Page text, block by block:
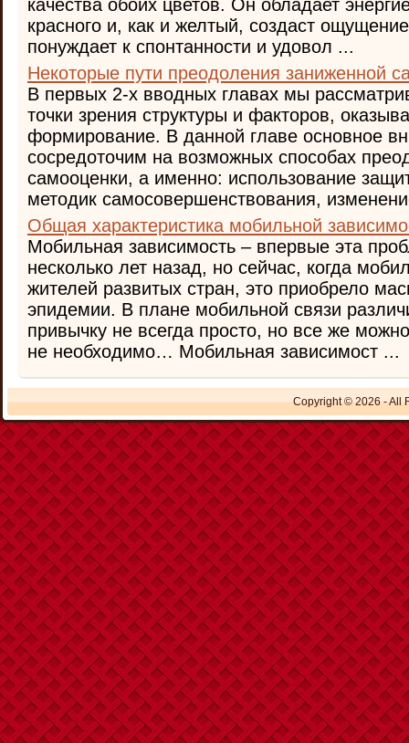
качества обоих цветов. Он обладает
красного и, как и желтый, создаст
понуждает к спонтанности и удовол ...
Некоторые пути преодоления заниженной
В первых 2-х вводных главах мы
точки зрения структуры и факторов,
формирование. В данной главе основное
сосредоточим на возможных способах
самооценки, а именно: использование
методик самосовершенствования,
Общая характеристика мобильной
Мобильная зависимость – впервые эта
несколько лет назад, но сейчас, когда
жителей развитых стран, это приобрело
эпидемии. В плане мобильной связи
привычку не всегда просто, но все же
не необходимо… Мобильная зависимост ...
Copyright © 2026 - All